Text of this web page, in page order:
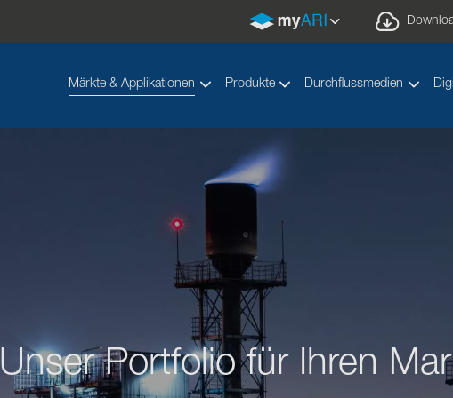
Märkte & Applikationen Produkte Durchflussmedien
Unser Portfolio für Ihren